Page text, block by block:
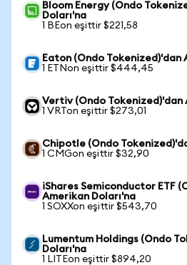
Bloom Energy (Ondo
Doları'na
1 BEon eşittir $221,58
Eaton (Ondo Tokenized)'dan
1 ETNon eşittir $444,45
Vertiv (Ondo Tokenized)'dan
1 VRTon eşittir $273,01
Chipotle (Ondo
1 CMGon eşittir $32,90
iShares Semiconductor ETF
Amerikan Doları'na
1 SOXXon eşittir $543,70
Lumentum Holdings (Ondo
Doları'na
1 LITEon eşittir $894,20